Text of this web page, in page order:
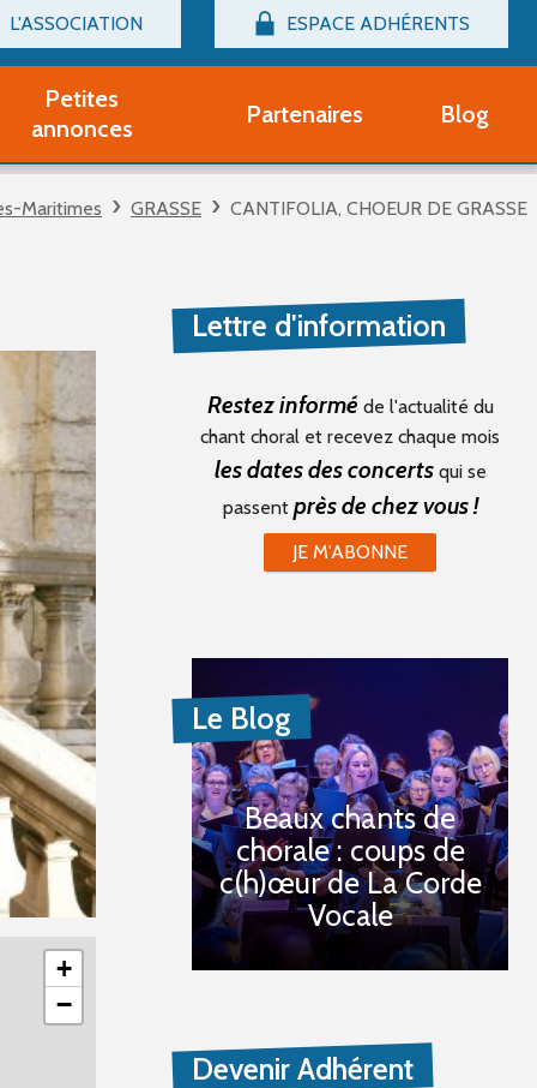
L'ASSOCIATION
Billetterie
adhérent Groupe Vocal
adhérent Partenaire
un compte Découverte
ESPACE ADHÉRENTS
Connexion
Petites
annonces
d'occasion
Partenaires Blog
Maritimes GRASSE CANTIFOLIA, CHOEUR DE GRASSE
+
−
Lettre d'information
Restez informé de l'actualité du
chant choral et recevez chaque mois
les dates des concertsqui se
passent près de chez vous !
JE M'ABONNE
Le Blog
Beaux chants de
chorale : coups de
c(h)œur de La Corde
Vocale
Devenir Adhérent